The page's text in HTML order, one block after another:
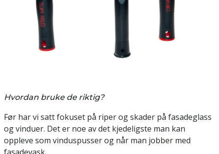
Hvordan bruke de riktig?
Før har vi satt fokuset på riper og skader på fasadeglass
og vinduer. Det er noe av det kjedeligste man kan
oppleve som vinduspusser og når man jobber med